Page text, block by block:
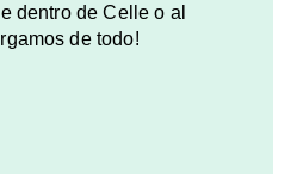
dentro de Celle o al
de todo!